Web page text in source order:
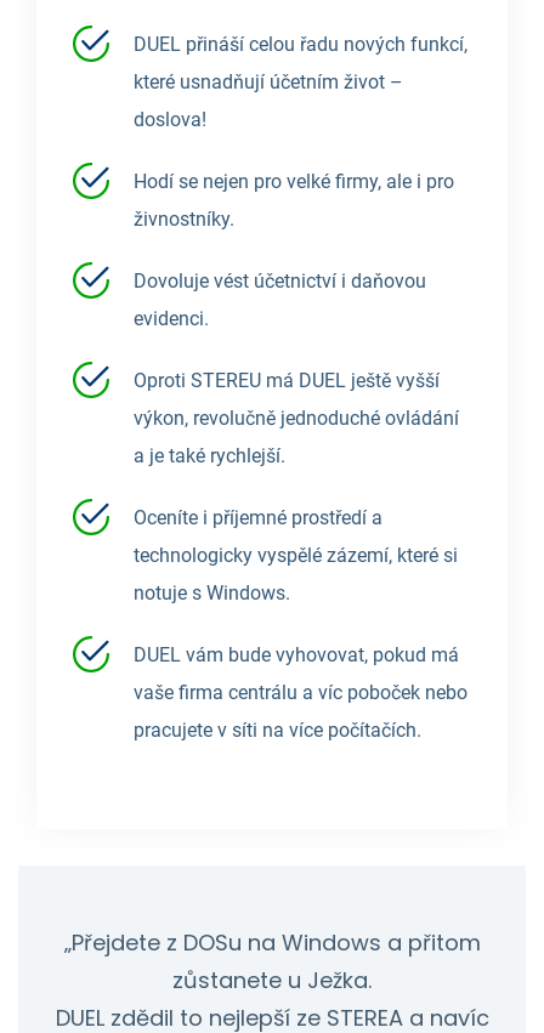
DUEL přináší celou řadu nových funkcí,
které usnadňují účetním život –
doslova!
Hodí se nejen pro velké firmy, ale i pro
živnostníky.
Dovoluje vést účetnictví i daňovou
evidenci.
Oproti STEREU má DUEL ještě vyšší
výkon, revolučně jednoduché ovládání
a je také rychlejší.
Oceníte i příjemné prostředí a
technologicky vyspělé zázemí, které si
notuje s Windows.
DUEL vám bude vyhovovat, pokud má
vaše firma centrálu a víc poboček nebo
pracujete v síti na více počítačích.
„Přejdete z DOSu na Windows a přitom
zůstanete u Ježka.
DUEL zdědil to nejlepší ze STEREA a navíc